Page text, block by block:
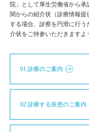
院」として厚生労働省から
関からの紹介状（診療情報
する場合、診察を円滑に行
介状をご持参いただきますよ
01 診療のご案内
02 診療する疾患のご案内